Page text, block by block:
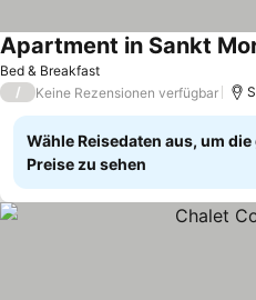
Bed & Breakfast
Apartment in Sankt
/ Keine Rezensionen verfügbar
Wähle Reisedaten aus, um die
Preise zu sehen